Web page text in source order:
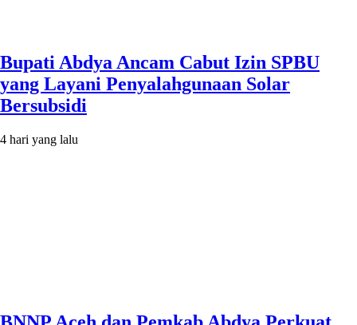
Bupati Abdya Ancam Cabut Izin SPBU
yang Layani Penyalahgunaan Solar
Bersubsidi
4 hari yang lalu